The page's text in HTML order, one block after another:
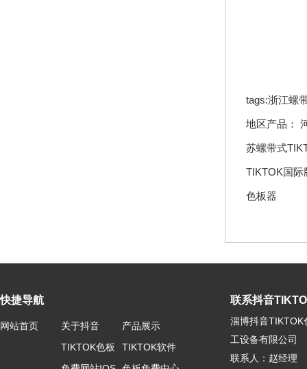
tags:浙江螺
地区产品：
苏螺带式
TIKTOK国际
色板器
快捷导航
网站首页
关于抖音
TIKTOK色板
产品展示
TIKTOK软件
联系抖音
淄博抖音TIKTOK
工设备有限公司
联系人：赵经理